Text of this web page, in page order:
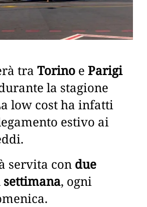
tra Torino e Parigi
la stagione
low cost ha infatti
estivo ai
servita con due
settimana, ogni